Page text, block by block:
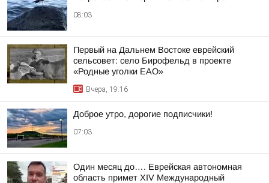
08:03
Первый на Дальнем Востоке еврейский
сельсовет: село Бирофельд в проекте
«Родные уголки ЕАО»
Вчера, 19:16
Доброе утро, дорогие подписчики!
07:03
Один месяц до…. Еврейская автономная
область примет XIV Международный